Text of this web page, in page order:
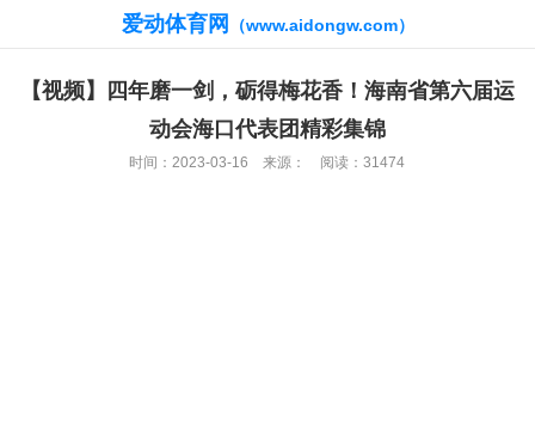
爱动体育网 （www.aidongw.com）
【视频】四年磨一剑，砺得梅花香！海南省第六届运
动会海口代表团精彩集锦
时间：2023-03-16 来源： 阅读：31474